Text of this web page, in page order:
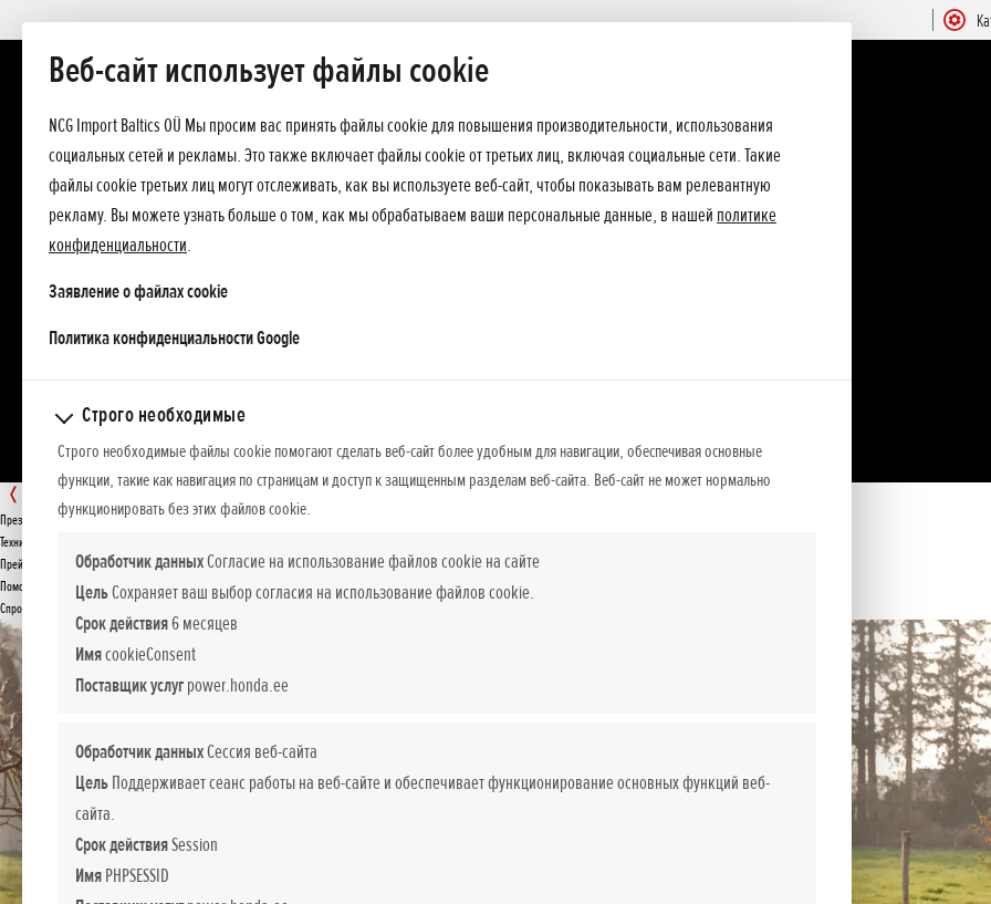
Веб-сайт использует файлы cookie
NCG Import Baltics OÜ Мы просим вас принять файлы cookie для повышения производительности, использования
социальных сетей и рекламы. Это также включает файлы cookie от третьих лиц, включая социальные сети. Такие
файлы cookie третьих лиц могут отслеживать, как вы используете веб-сайт, чтобы показывать вам релевантную
рекламу. Вы можете узнать больше о том, как мы обрабатываем ваши персональные данные, в нашей политике
конфиденциальности.
Заявление о файлах cookie
Политика конфиденциальности Googleopens in a new tab
Строго необходимые
Строго необходимые файлы cookie помогают сделать веб-сайт более удобным для навигации, обеспечивая основные
функции, такие как навигация по страницам и доступ к защищенным разделам веб-сайта. Веб-сайт не может нормально
функционировать без этих файлов cookie.
Обработчик данныхСогласие на использование файлов cookie на сайте
ЦельСохраняет ваш выбор согласия на использование файлов cookie.
Срок действия6 месяцев
ИмяcookieConsent
Поставщик услугpower.honda.ee
Обработчик данныхСессия веб-сайта
ЦельПоддерживает сеанс работы на веб-сайте и обеспечивает функционирование основных функций веб-
сайта.
Срок действияSession
ИмяPHPSESSID
FG 201
Презентация
Технические данные
Прейскурант
Помощь при покупке
Спросите подробнее
ПРЕДЛОЖЕНИЕ